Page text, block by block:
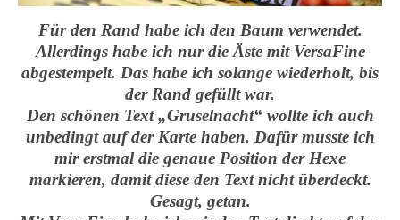
Für den Rand habe ich den Baum verwendet.
Allerdings habe ich nur die Äste mit VersaFine
abgestempelt. Das habe ich solange wiederholt, bis
der Rand gefüllt war.
Den schönen Text „Gruselnacht“ wollte ich auch
unbedingt auf der Karte haben. Dafür musste ich
mir erstmal die genaue Position der Hexe
markieren, damit diese den Text nicht überdeckt.
Gesagt, getan.